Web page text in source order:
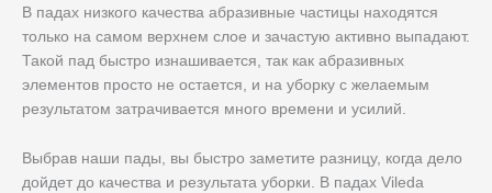
В падах низкого качества абразивные частицы находятся
только на самом верхнем слое и зачастую активно выпадают.
Такой пад быстро изнашивается, так как абразивных
элементов просто не остается, и на уборку с желаемым
результатом затрачивается много времени и усилий.
Выбрав наши пады, вы быстро заметите разницу, когда дело
дойдет до качества и результата уборки. В падах Vileda